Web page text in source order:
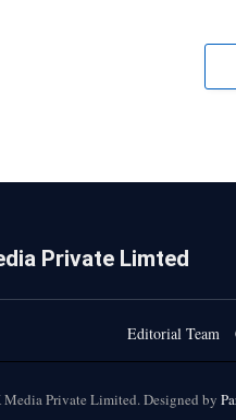
Private Limted
Editorial Team
Private Limited. Designed by